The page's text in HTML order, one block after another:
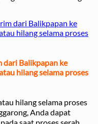
dari Balikpapan ke
hilang selama proses
dari Balikpapan ke
hilang selama proses
hilang selama proses
Anda dapat